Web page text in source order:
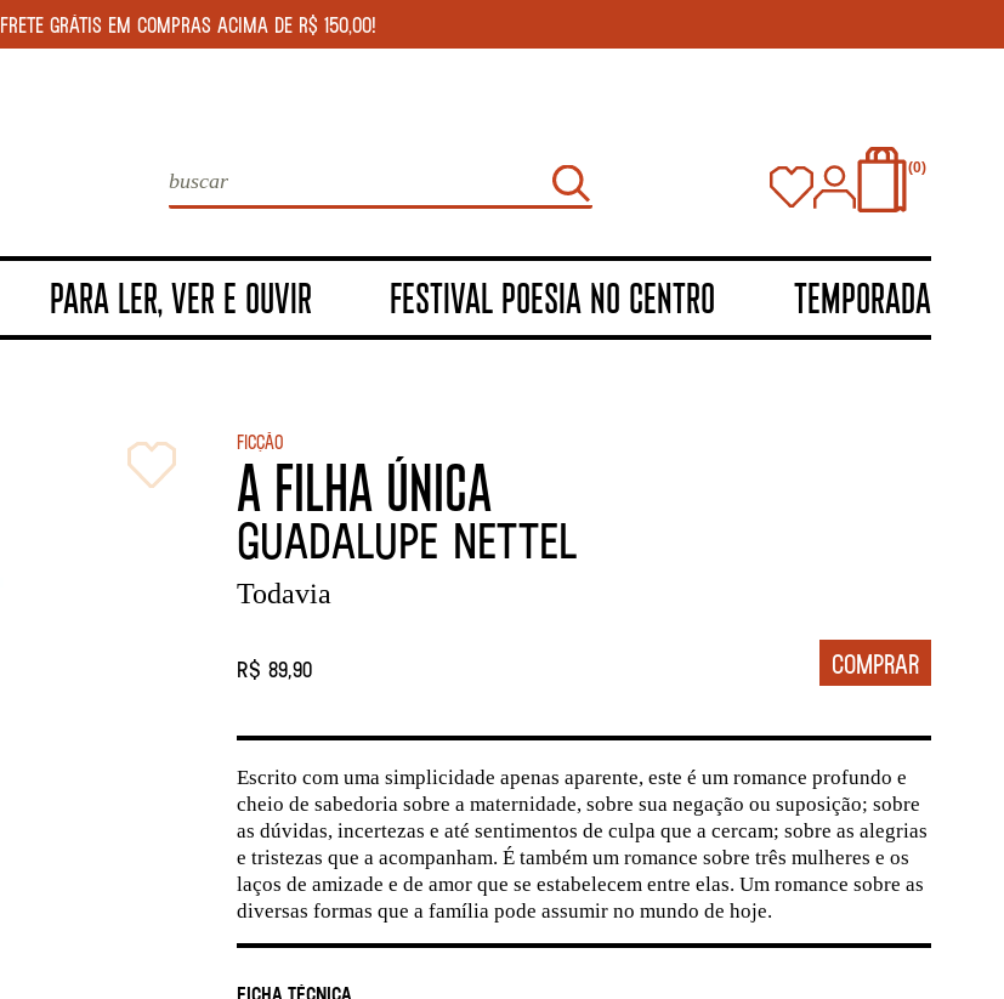
FRETE GRÁTIS EM COMPRAS ACIMA DE R$ 150,00!
0
PARA LER, VER E OUVIR FESTIVAL POESIA NO CENTRO TEMPORADA
Ficção
A FILHA ÚNICA
Guadalupe Nettel
Todavia
R$ 89,90
Escrito com uma simplicidade apenas aparente, este é um romance profundo e
cheio de sabedoria sobre a maternidade, sobre sua negação ou suposição; sobre
as dúvidas, incertezas e até sentimentos de culpa que a cercam; sobre as alegrias
e tristezas que a acompanham. É também um romance sobre três mulheres e os
laços de amizade e de amor que se estabelecem entre elas. Um romance sobre as
diversas formas que a família pode assumir no mundo de hoje.